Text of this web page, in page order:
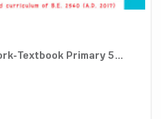
Textbook Primary 5...